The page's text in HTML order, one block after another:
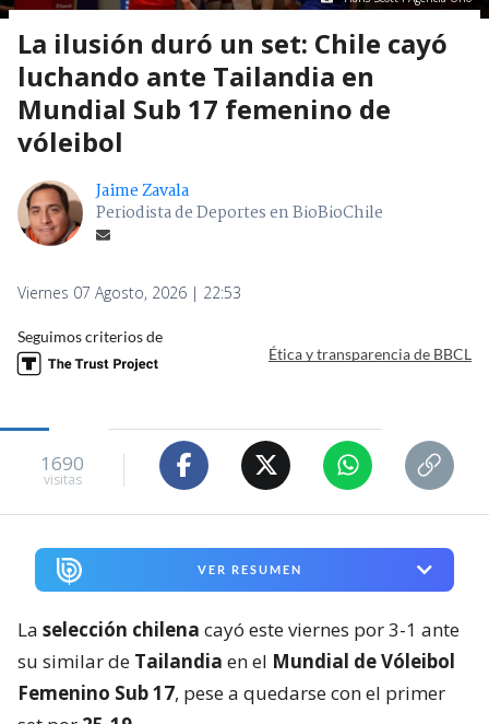
La ilusión duró un set: Chile cayó
luchando ante Tailandia en
Mundial Sub 17 femenino de
vóleibol
Jaime Zavala
Periodista de Deportes en BioBioChile
Viernes 07 Agosto, 2026 | 22:53
Seguimos criterios de
Ética y transparencia de BBCL
1690
visitas
VER RESUMEN
La selección chilena cayó este viernes por 3-1 ante
su similar de Tailandia en el Mundial de Vóleibol
Femenino Sub 17, pese a quedarse con el primer